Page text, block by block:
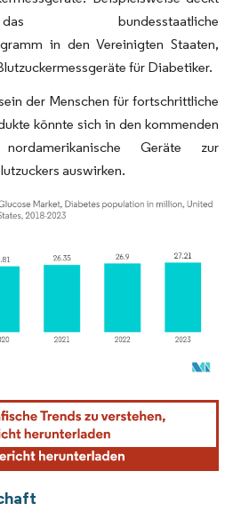
bundesstaatliche
in den Vereinigten Staaten,
für Diabetiker.
der Menschen für fortschrittliche
könnte sich in den kommenden
Geräte zur
auswirken.
erfordert Namensnennung gemäß